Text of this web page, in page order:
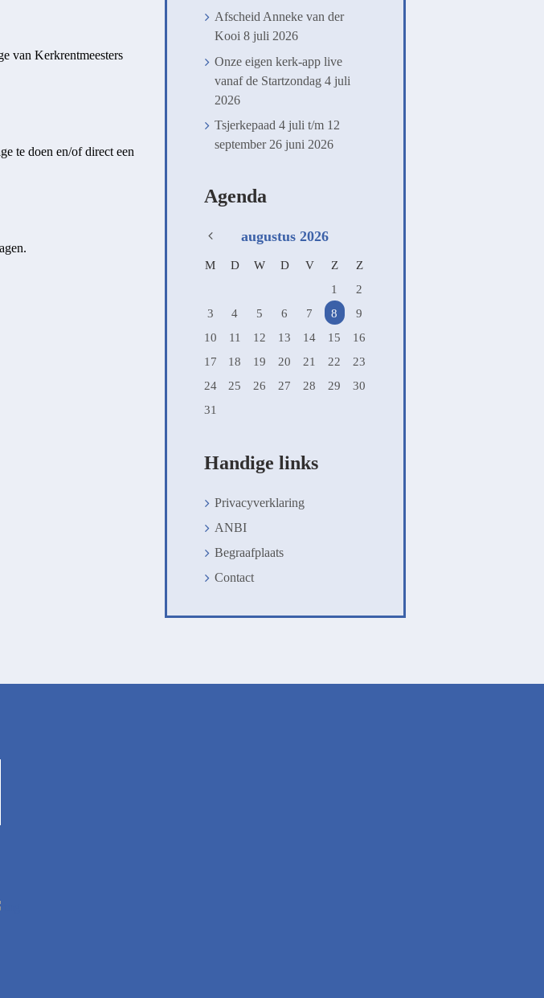
van Kerkrentmeesters
te doen en/of direct een
Afscheid Anneke van der
Kooi 8 juli 2026
Onze eigen kerk-app live
vanaf de Startzondag 4 juli
2026
Tsjerkepaad 4 juli t/m 12
september 26 juni 2026
Agenda
augustus 2026
M D W D V Z
Z
1
2
3
4 5 6 7 8
9
10
11 12 13 14 15
16
17
18 19 20 21 22
23
24
25 26 27 28 29
30
31
Handige links
Privacyverklaring
ANBI
Begraafplaats
Contact